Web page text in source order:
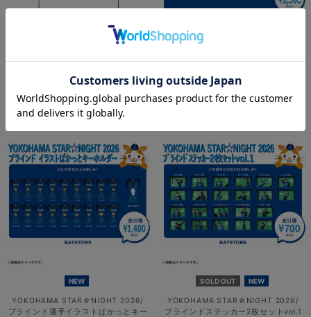
選手イラストTシャツ
¥3,800(税込)
ブラインド選手イラストアクリルスタ
ンド
NEW
YOKOHAMA STAR☆NIGHT 2026/
ブラインド選手イラストぱかっとキー
SOLD OUT NEW
YOKOHAMA STAR☆NIGHT 2026/
ブラインドステッカー2枚セットvol.1